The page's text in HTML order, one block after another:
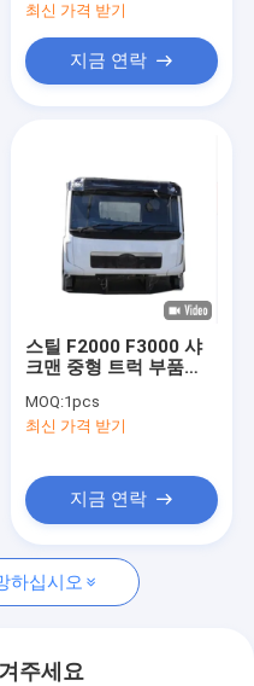
최신 가격 받기
지금 연락
스틸 F2000 F3000 샤
크맨 중형 트럭 부품
빈
MOQ:1pcs
최신 가격 받기
지금 연락
하십시오
주세요